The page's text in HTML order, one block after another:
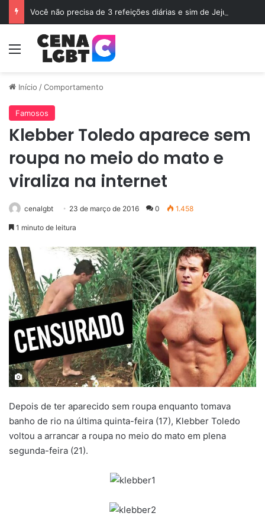
Você não precisa de 3 refeições diárias e sim de Jejum
Menu
Início /Comportamento
Famosos
Klebber Toledo aparece sem
roupa no meio do mato e
viraliza na internet
cenalgbt 23 de março de 2016 0 1.458
1 minuto de leitura
Depois de ter aparecido sem roupa enquanto tomava
banho de rio na última quinta-feira (17), Klebber Toledo
voltou a arrancar a roupa no meio do mato em plena
segunda-feira (21).